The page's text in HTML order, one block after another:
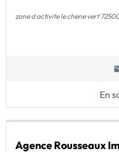
zone d activite le chene vert
En
Agence Rousseaux